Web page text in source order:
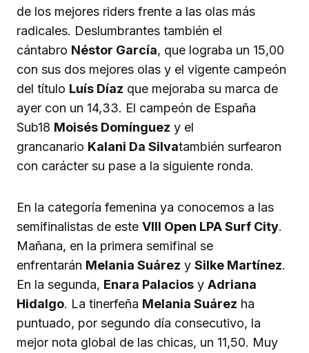
de los mejores riders frente a las olas más
radicales. Deslumbrantes también el
cántabro Néstor García, que lograba un 15,00
con sus dos mejores olas y el vigente campeón
del título Luís Díaz que mejoraba su marca de
ayer con un 14,33. El campeón de España
Sub18 Moisés Domínguez y el
grancanario Kalani Da Silvatambién surfearon
con carácter su pase a la siguiente ronda.
En la categoría femenina ya conocemos a las
semifinalistas de este VIII Open LPA Surf City.
Mañana, en la primera semifinal se
enfrentarán Melania Suárez y Silke Martínez.
En la segunda, Enara Palacios y Adriana
Hidalgo. La tinerfeña Melania Suárez ha
puntuado, por segundo día consecutivo, la
mejor nota global de las chicas, un 11,50. Muy